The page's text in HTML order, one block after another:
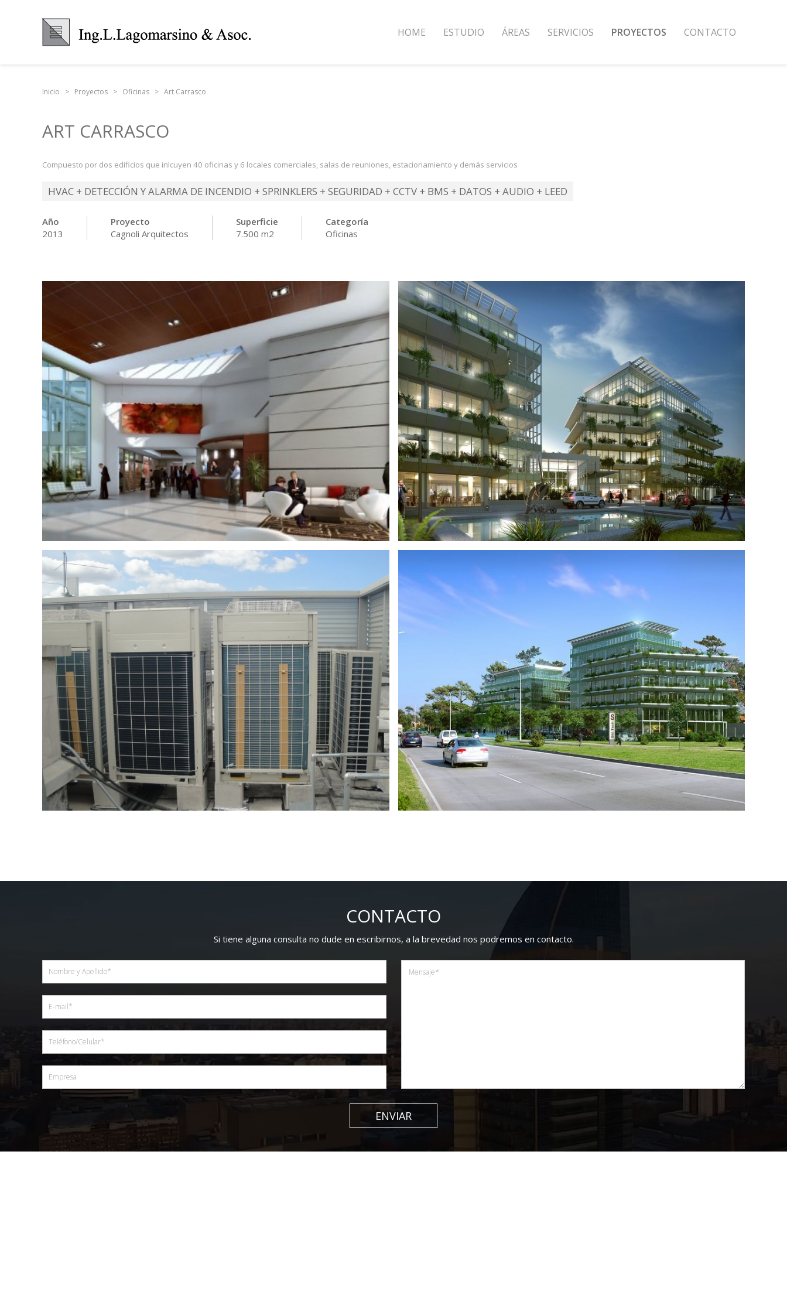
HOME ESTUDIO ÁREAS SERVICIOS PROYECTOS CONTACTO
Inicio Proyectos Oficinas Art Carrasco
ART CARRASCO
Compuesto por dos edificios que inlcuyen 40 oficinas y 6 locales comerciales, salas de reuniones, estacionamiento y demás servicios
HVAC + DETECCIÓN Y ALARMA DE INCENDIO + SPRINKLERS + SEGURIDAD + CCTV + BMS + DATOS + AUDIO + LEED
Año
2013
Proyecto
Cagnoli Arquitectos
Superficie
7.500 m2
Categoría
Oficinas
CONTACTO
Si tiene alguna consulta no dude en escribirnos, a la brevedad nos podremos en contacto.
ENVIAR